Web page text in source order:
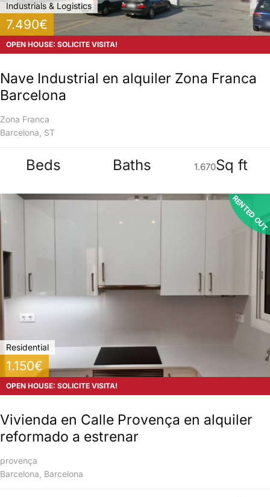
Industrials & Logistics
7.490€
OPEN HOUSE: SOLICITE VISITA!
Nave Industrial en alquiler Zona Franca
Barcelona
Zona Franca
Barcelona, ST
Beds Baths 1.670Sq ft
RENTED OUT
Residential
1.150€
OPEN HOUSE: SOLICITE VISITA!
Vivienda en Calle Provença en alquiler
reformado a estrenar
provença
Barcelona, Barcelona